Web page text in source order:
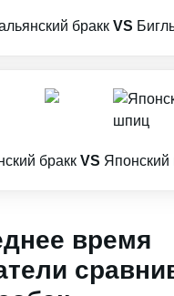
бракк VS
бракк VS
время